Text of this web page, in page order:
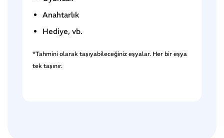
Anahtarlık
Hediye, vb.
*Tahmini olarak taşıyabileceğiniz eşyalar. Her bir eşya
tek taşınır.